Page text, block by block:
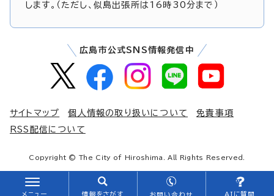
メニュー 情報をさがす お問い合わせ AIに質問
します。（ただし、似島出張所は16時30分まで）
広島市公式SNS情報発信中
サイトマップ 個人情報の取り扱いについて
免責事項
RSS配信について
Copyright © The City of Hiroshima. All Rights Reserved.